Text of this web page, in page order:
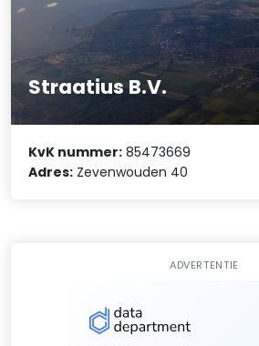
Straatius B.V.
KvK nummer: 85473669
Adres: Zevenwouden 40
ADVERTENTIE